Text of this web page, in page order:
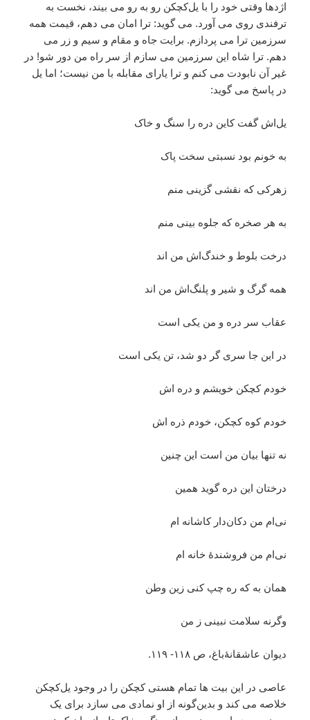
اژدها وقتی خود را با یل‌کچکن رو به رو می بیند، نخست به
ترفندی روی می آورد. می گوید: ترا امان می دهم، قیمت همه
سرزمین ترا می پردازم. برایت جاه و مقام و سیم و زر می
دهم. ترا شاه این سرزمین می سازم از سر راه من دور شو! در
غیر آن نابودت می کنم و ترا یارای مقابله با من نیست؛ اما یل
در پاسخ می گوید:
یل‌اش گفت کاین دره را سنگ و خاک
به خونم بود نسبتی سخت پاک
زهرکی که نقشی گزینی منم
به هر صخره که جلوه بینی منم
درخت بلوط و خندگ‌اش من اند
همه گرگ و شیر و پلنگ‌اش من اند
عقاب سر دره و من یکی است
در این جا سری گر دو شد، تن یکی است
خودم کچکن خویشم و دره اش
خودم کوه کچکن، خودم ذره اش
نه تنها بیان من است این چنین
درختان این دره گوید همین
نی‌ام من دکان‌دار کاشانه ام
نی‌ام من فروشندۀ خانه ام
همان به که ره چپ کنی زین وطن
وگرنه سلامت نبینی ز من
دیوان عاشقانۀباغ، ص ۱۱۸- ۱۱۹.
عاصی در این بیت ها تمام هستی کچکن را در وجود یل‌کچکن
خلاصه می کند و بدین‌گونه از او نمادی می سازد برای یک